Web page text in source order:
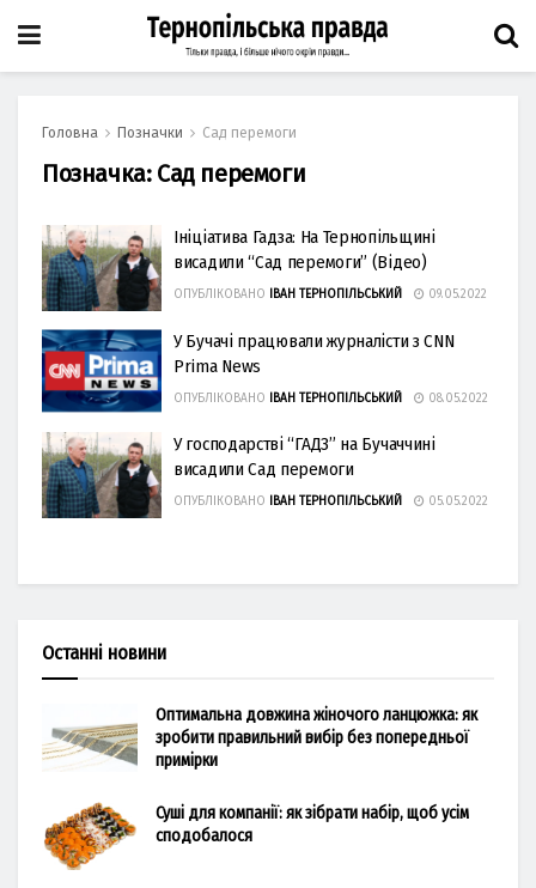
Головна Позначки Сад перемоги
Позначка: Сад перемоги
Ініціатива Гадза: На Тернопільщині
висадили “Сад перемоги” (Відео)
ОПУБЛІКОВАНО ІВАН ТЕРНОПІЛЬСЬКИЙ 09.05.2022
У Бучачі працювали журналісти з CNN
Prima News
ОПУБЛІКОВАНО ІВАН ТЕРНОПІЛЬСЬКИЙ 08.05.2022
У господарстві “ГАДЗ” на Бучаччині
висадили Сад перемоги
ОПУБЛІКОВАНО ІВАН ТЕРНОПІЛЬСЬКИЙ 05.05.2022
Останні новини
Оптимальна довжина жіночого ланцюжка: як
зробити правильний вибір без попередньої
примірки
Суші для компанії: як зібрати набір, щоб усім
сподобалося